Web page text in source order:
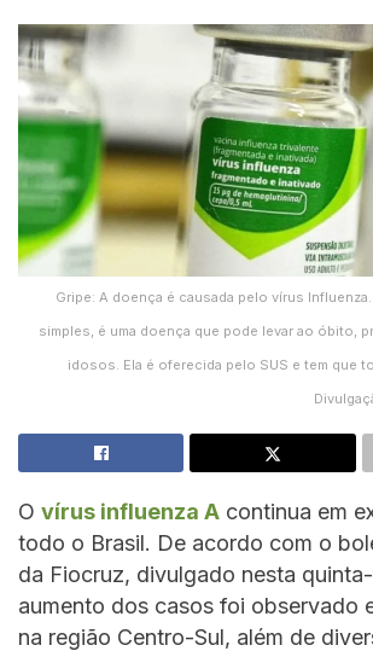
Gripe: A doença é causada pelo vírus
simples, é uma doença que pode levar ao óbito,
idosos. Ela é oferecida pelo SUS e tem que
O vírus influenza A continua em
todo o Brasil. De acordo com o
da Fiocruz, divulgado nesta
aumento dos casos foi observado
na região Centro-Sul, além de